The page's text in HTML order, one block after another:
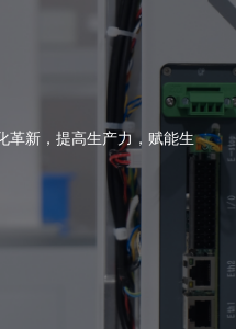
革新，提高生产力，赋能生